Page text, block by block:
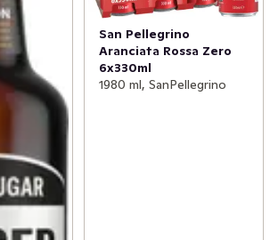
San Pellegrino
Aranciata Rossa Zero
6x330ml
1980 ml, SanPellegrino